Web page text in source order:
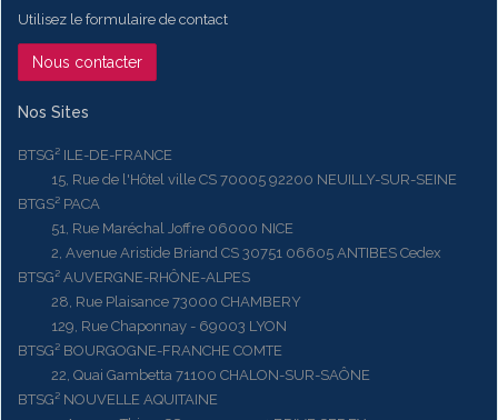
Utilisez le formulaire de contact
Nous contacter
Nos Sites
BTSG² ILE-DE-FRANCE
15, Rue de l'Hôtel ville CS 70005 92200 NEUILLY-SUR-SEINE
BTGS² PACA
51, Rue Maréchal Joffre 06000 NICE
2, Avenue Aristide Briand CS 30751 06605 ANTIBES Cedex
BTSG² AUVERGNE-RHÔNE-ALPES
28, Rue Plaisance 73000 CHAMBERY
129, Rue Chaponnay - 69003 LYON
BTSG² BOURGOGNE-FRANCHE COMTE
22, Quai Gambetta 71100 CHALON-SUR-SAÔNE
BTSG² NOUVELLE AQUITAINE